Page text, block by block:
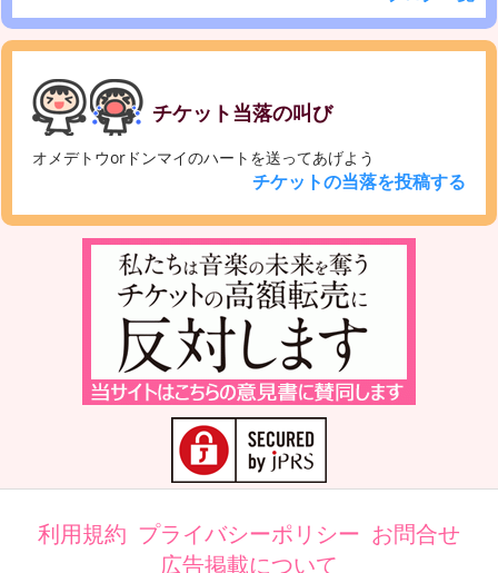
チケット当落の叫び
オメデトウorドンマイのハートを送ってあげよう
チケットの当落を投稿する
利用規約 プライバシーポリシー お問合せ
広告掲載について